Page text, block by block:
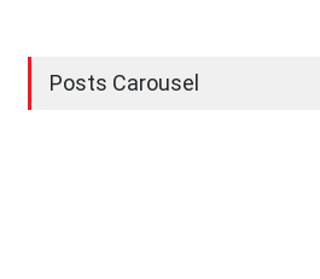
Posts Carousel